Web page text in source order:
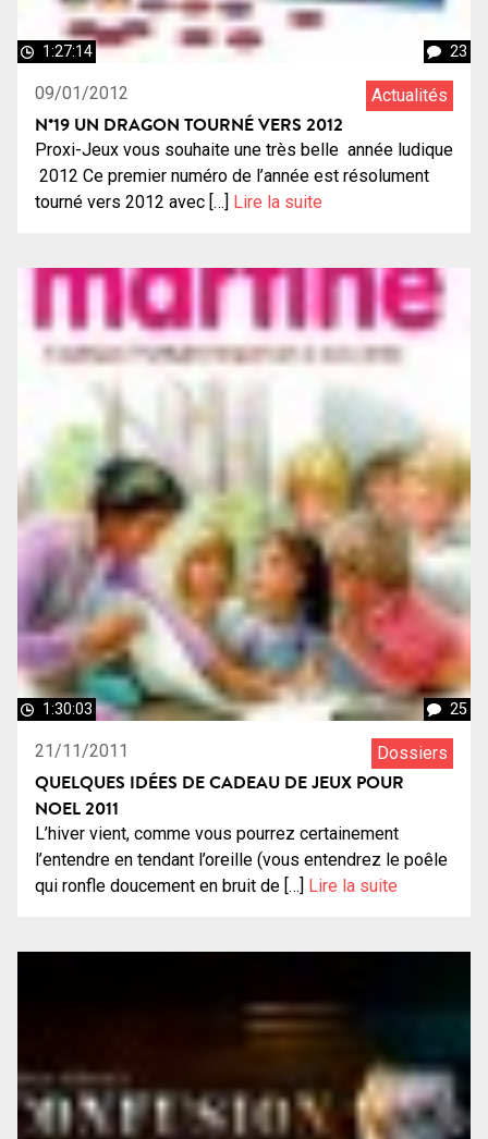
1:27:14 23
09/01/2012 Actualités
N°19 UN DRAGON TOURNÉ VERS 2012
Proxi-Jeux vous souhaite une très belle année ludique
2012 Ce premier numéro de l’année est résolument
tourné vers 2012 avec […] Lire la suite
1:30:03 25
21/11/2011 Dossiers
QUELQUES IDÉES DE CADEAU DE JEUX POUR
NOEL 2011
L’hiver vient, comme vous pourrez certainement
l’entendre en tendant l’oreille (vous entendrez le poêle
qui ronfle doucement en bruit de […] Lire la suite